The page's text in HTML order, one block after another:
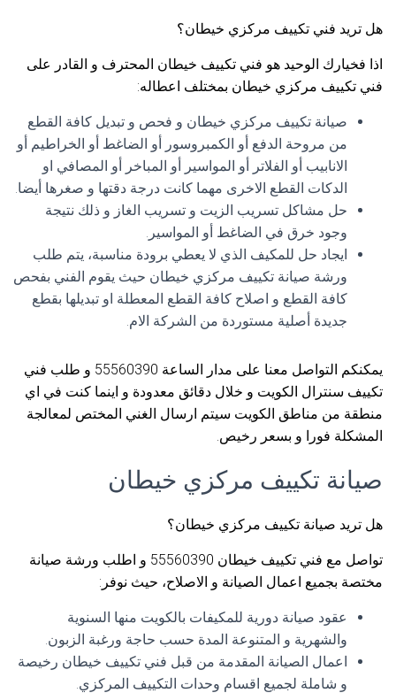
هل تريد فني تكييف مركزي خيطان؟
اذا فخيارك الوحيد هو فني تكييف خيطان المحترف و القادر على
فني تكييف مركزي خيطان بمختلف اعطاله:
صيانة تكييف مركزي خيطان و فحص و تبديل كافة القطع
من مروحة الدفع أو الكمبروسور أو الضاغط أو الخراطيم أو
الانابيب أو الفلاتر أو المواسير أو المباخر أو المصافي او
الدكات القطع الاخرى مهما كانت درجة دقتها و صغرها أيضا.
حل مشاكل تسريب الزيت و تسريب الغاز و ذلك نتيجة
وجود خرق في الضاغط أو المواسير.
ايجاد حل للمكيف الذي لا يعطي برودة مناسبة، يتم طلب
ورشة صيانة تكييف مركزي خيطان حيث يقوم الفني بفحص
كافة القطع و اصلاح كافة القطع المعطلة او تبديلها بقطع
جديدة أصلية مستوردة من الشركة الام.
يمكنكم التواصل معنا على مدار الساعة 55560390 و طلب فني
تكييف سنترال الكويت و خلال دقائق معدودة و اينما كنت في اي
منطقة من مناطق الكويت سيتم ارسال الغني المختص لمعالجة
المشكلة فورا و بسعر رخيص.
صيانة تكييف مركزي خيطان
هل تريد صيانة تكييف مركزي خيطان؟
تواصل مع فني تكييف خيطان 55560390 و اطلب ورشة صيانة
مختصة بجميع اعمال الصيانة و الاصلاح، حيث نوفر:
عقود صيانة دورية للمكيفات بالكويت منها السنوية
والشهرية و المتنوعة المدة حسب حاجة ورغبة الزبون.
اعمال الصيانة المقدمة من قبل فني تكييف خيطان رخيصة
و شاملة لجميع اقسام وحدات التكييف المركزي.